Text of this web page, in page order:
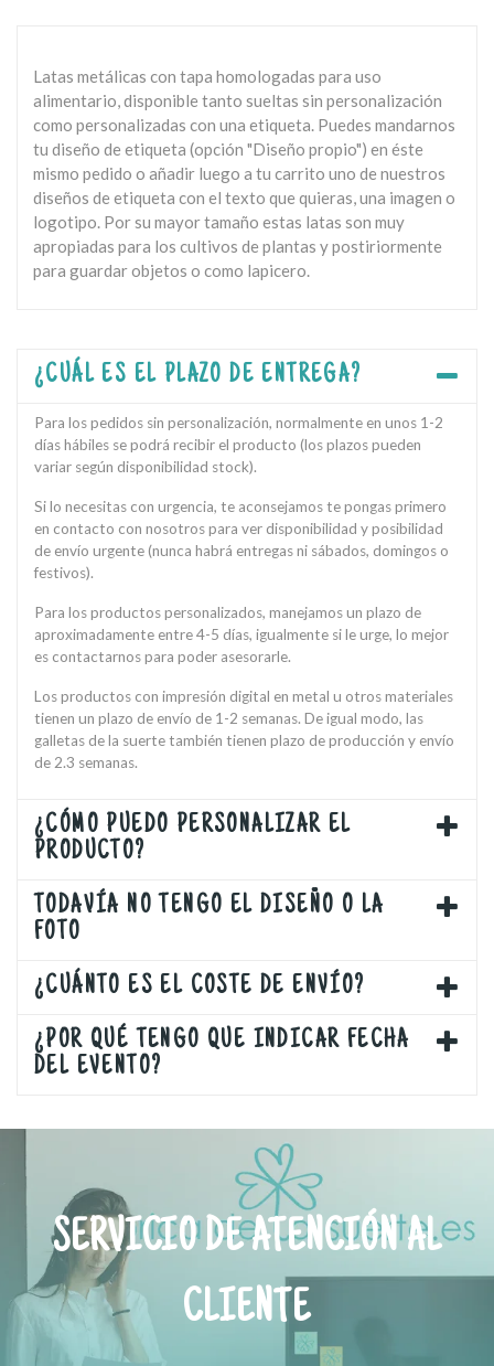
Latas metálicas con tapa homologadas para uso
alimentario, disponible tanto sueltas sin personalización
como personalizadas con una etiqueta. Puedes mandarnos
tu diseño de etiqueta (opción "Diseño propio") en éste
mismo pedido o añadir luego a tu carrito uno de nuestros
diseños de etiqueta con el texto que quieras, una imagen o
logotipo. Por su mayor tamaño estas latas son muy
apropiadas para los cultivos de plantas y postiriormente
para guardar objetos o como lapicero.
¿CUÁL ES EL PLAZO DE ENTREGA?
Para los pedidos sin personalización, normalmente en unos 1-2
días hábiles se podrá recibir el producto (los plazos pueden
variar según disponibilidad stock).
Si lo necesitas con urgencia, te aconsejamos te pongas primero
en contacto con nosotros para ver disponibilidad y posibilidad
de envío urgente (nunca habrá entregas ni sábados, domingos o
festivos).
Para los productos personalizados, manejamos un plazo de
aproximadamente entre 4-5 días, igualmente si le urge, lo mejor
es contactarnos para poder asesorarle.
Los productos con impresión digital en metal u otros materiales
tienen un plazo de envío de 1-2 semanas. De igual modo, las
galletas de la suerte también tienen plazo de producción y envío
de 2.3 semanas.
¿CÓMO PUEDO PERSONALIZAR EL
PRODUCTO?
TODAVÍA NO TENGO EL DISEÑO O LA
FOTO
¿CUÁNTO ES EL COSTE DE ENVÍO?
¿POR QUÉ TENGO QUE INDICAR FECHA
DEL EVENTO?
SERVICIO DE ATENCIÓN AL
CLIENTE